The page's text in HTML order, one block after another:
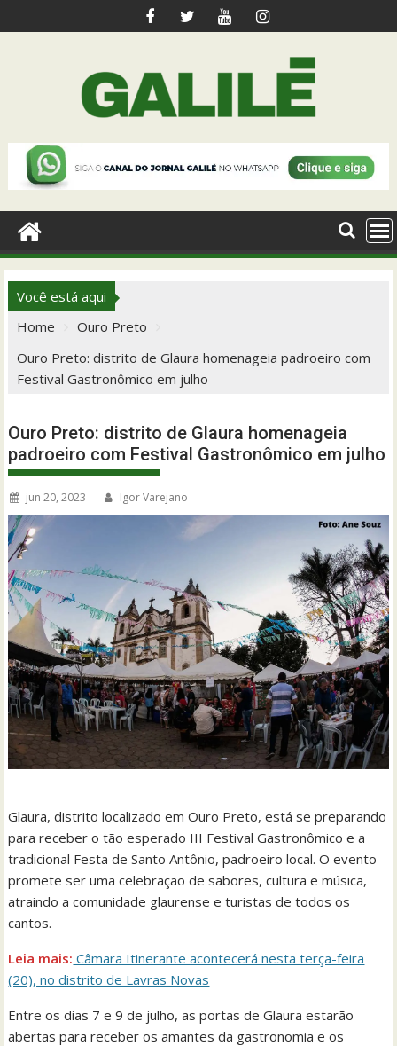
to
Você está aqui
Home
Ouro Preto
Ouro Preto: distrito de Glaura homenageia padroeiro com
Festival Gastronômico em julho
Ouro Preto: distrito de Glaura homenageia
padroeiro com Festival Gastronômico em julho
jun 20, 2023 Igor Varejano
Glaura, distrito localizado em Ouro Preto, está se preparando
para receber o tão esperado III Festival Gastronômico e a
tradicional Festa de Santo Antônio, padroeiro local. O evento
promete ser uma celebração de sabores, cultura e música,
atraindo a comunidade glaurense e turistas de todos os
cantos.
Leia mais: Câmara Itinerante acontecerá nesta terça-feira
(20), no distrito de Lavras Novas
Entre os dias 7 e 9 de julho, as portas de Glaura estarão
abertas para receber os amantes da gastronomia e os